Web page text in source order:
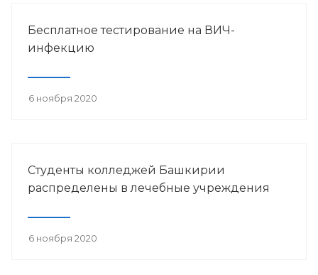
Бесплатное тестирование на ВИЧ-
инфекцию
6 ноября 2020
Студенты колледжей Башкирии
распределены в лечебные учреждения
6 ноября 2020